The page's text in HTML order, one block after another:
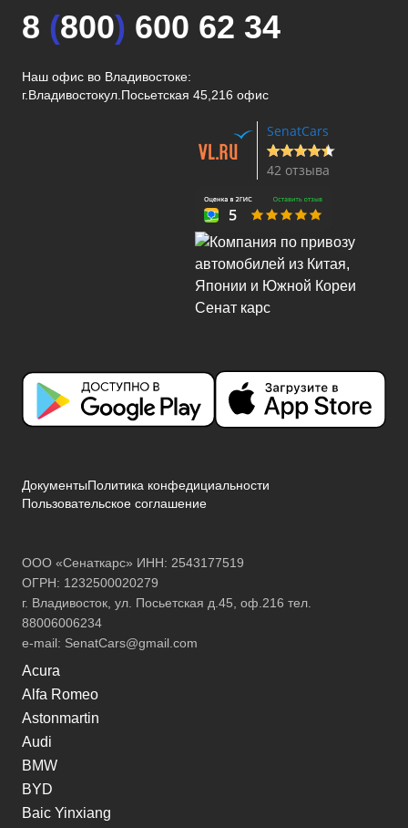
8 (800) 600 62 34
Наш офис во Владивостоке:
г.Владивостокул.Посьетская 45,216 офис
SenatCars
42 отзыва
ДокументыПолитика конфедициальности
Пользовательское соглашение
ООО «Сенаткарс» ИНН: 2543177519
ОГРН: 1232500020279
г. Владивосток, ул. Посьетская д.45, оф.216 тел.
88006006234
e-mail: SenatCars@gmail.com
Acura
Alfa Romeo
Astonmartin
Audi
BMW
BYD
Baic Yinxiang